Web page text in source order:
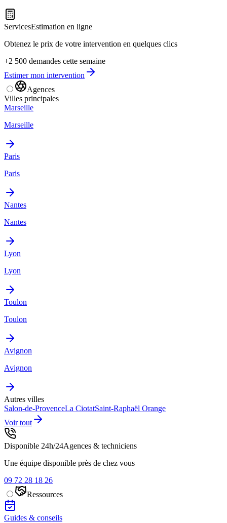
ServicesEstimation en ligne
Obtenez le prix de votre intervention en quelques clics
+2 500 demandes cette semaine
Estimer mon intervention
Agences
Villes principales
Marseille
Marseille
Paris
Paris
Nantes
Nantes
Lyon
Lyon
Toulon
Toulon
Avignon
Avignon
Autres villes
Salon-de-ProvenceLa CiotatSaint-Raphaël Orange
Voir tout
Disponible 24h/24Agences & techniciens
Une équipe disponible près de chez vous
09 72 28 18 26
Ressources
Guides & conseils